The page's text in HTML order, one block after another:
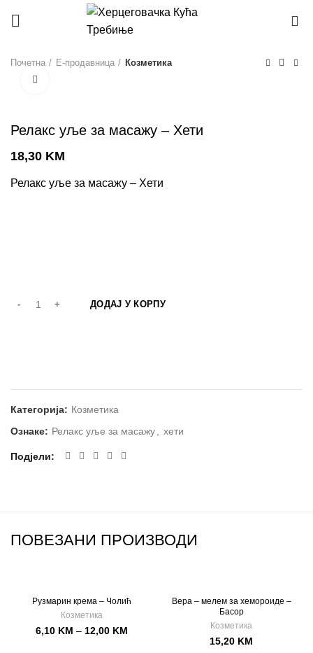
Почетна Е-продавница
Козметика
Релакс уље за масажу – Хети
18,30 KM
Релакс уље за масажу – Хети
ДОДАЈ У КОРПУ
Категорија: Козметика
Ознаке: Релакс уље за масажу хети
Подјели
ПОВЕЗАНИ ПРОИЗВОДИ
Рузмарин крема – Чолић
Козметика
6,10 KM – 12,00 KM
Вера – мелем за хемороиде –
Басор
Козметика
15,20 KM